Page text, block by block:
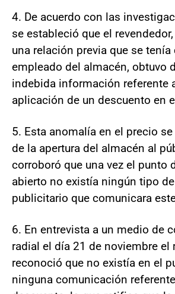
4. De acuerdo con las
se estableció que el
una relación previa que se tenía
empleado del almacén, obtuvo
indebida información referente
aplicación de un descuento en
5. Esta anomalía en el precio
de la apertura del almacén al
corroboró que una vez el punto
abierto no existía ningún tipo
publicitario que comunicara
6. En entrevista a un medio de
radial el día 21 de noviembre el
reconoció que no existía en el
ninguna comunicación